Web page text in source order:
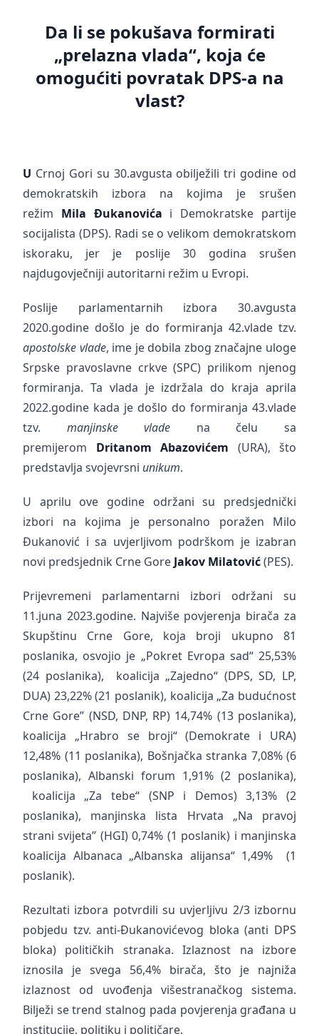
Da li se pokušava formirati
„prelazna vlada“, koja će
omogućiti povratak DPS-a na
vlast?
U Crnoj Gori su 30.avgusta obilježili tri godine od
demokratskih izbora na kojima je srušen
režim Mila Đukanovića i Demokratske partije
socijalista (DPS). Radi se o velikom demokratskom
iskoraku, jer je poslije 30 godina srušen
najdugovječniji autoritarni režim u Evropi.
Poslije parlamentarnih izbora 30.avgusta
2020.godine došlo je do formiranja 42.vlade tzv.
apostolske vlade, ime je dobila zbog značajne uloge
Srpske pravoslavne crkve (SPC) prilikom njenog
formiranja. Ta vlada je izdržala do kraja aprila
2022.godine kada je došlo do formiranja 43.vlade
tzv. manjinske vlade na čelu sa
premijerom Dritanom Abazovićem (URA), što
predstavlja svojevrsni unikum.
U aprilu ove godine održani su predsjednički
izbori na kojima je personalno poražen Milo
Đukanović i sa uvjerljivom podrškom je izabran
novi predsjednik Crne Gore Jakov Milatović(PES).
Prijevremeni parlamentarni izbori održani su
11.juna 2023.godine. Najviše povjerenja birača za
Skupštinu Crne Gore, koja broji ukupno 81
poslanika, osvojio je „Pokret Evropa sad“ 25,53%
(24 poslanika), koalicija „Zajedno“ (DPS, SD, LP,
DUA) 23,22% (21 poslanik), koalicija „Za budućnost
Crne Gore” (NSD, DNP, RP) 14,74% (13 poslanika),
koalicija „Hrabro se broji“ (Demokrate i URA)
12,48% (11 poslanika), Bošnjačka stranka 7,08% (6
poslanika), Albanski forum 1,91% (2 poslanika),
koalicija „Za tebe“ (SNP i Demos) 3,13% (2
poslanika), manjinska lista Hrvata „Na pravoj
strani svijeta” (HGI) 0,74% (1 poslanik) i manjinska
koalicija Albanaca „Albanska alijansa“ 1,49% (1
poslanik).
Rezultati izbora potvrdili su uvjerljivu 2/3 izbornu
pobjedu tzv. anti-Đukanovićevog bloka (anti DPS
bloka) političkih stranaka. Izlaznost na izbore
iznosila je svega 56,4% birača, što je najniža
izlaznost od uvođenja višestranačkog sistema.
Bilježi se trend stalnog pada povjerenja građana u
institucije, politiku i političare.